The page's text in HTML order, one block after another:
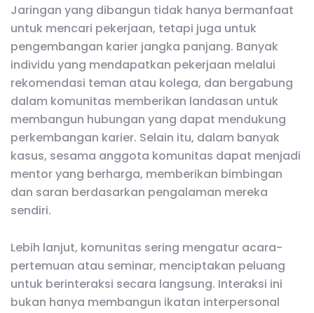
Jaringan yang dibangun tidak hanya bermanfaat
untuk mencari pekerjaan, tetapi juga untuk
pengembangan karier jangka panjang. Banyak
individu yang mendapatkan pekerjaan melalui
rekomendasi teman atau kolega, dan bergabung
dalam komunitas memberikan landasan untuk
membangun hubungan yang dapat mendukung
perkembangan karier. Selain itu, dalam banyak
kasus, sesama anggota komunitas dapat menjadi
mentor yang berharga, memberikan bimbingan
dan saran berdasarkan pengalaman mereka
sendiri.
Lebih lanjut, komunitas sering mengatur acara-
pertemuan atau seminar, menciptakan peluang
untuk berinteraksi secara langsung. Interaksi ini
bukan hanya membangun ikatan interpersonal